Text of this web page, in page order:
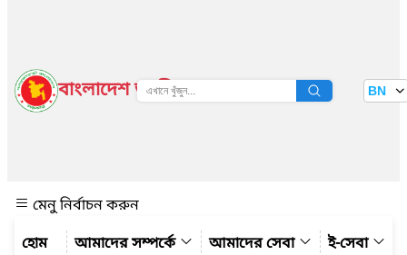
বাংলাদেশ জাতীয় তথ্য বাতায়ন BN
মেনু নির্বাচন করুন
আমাদের সম্পর্কে
আমাদের সেবা ই-সেবা